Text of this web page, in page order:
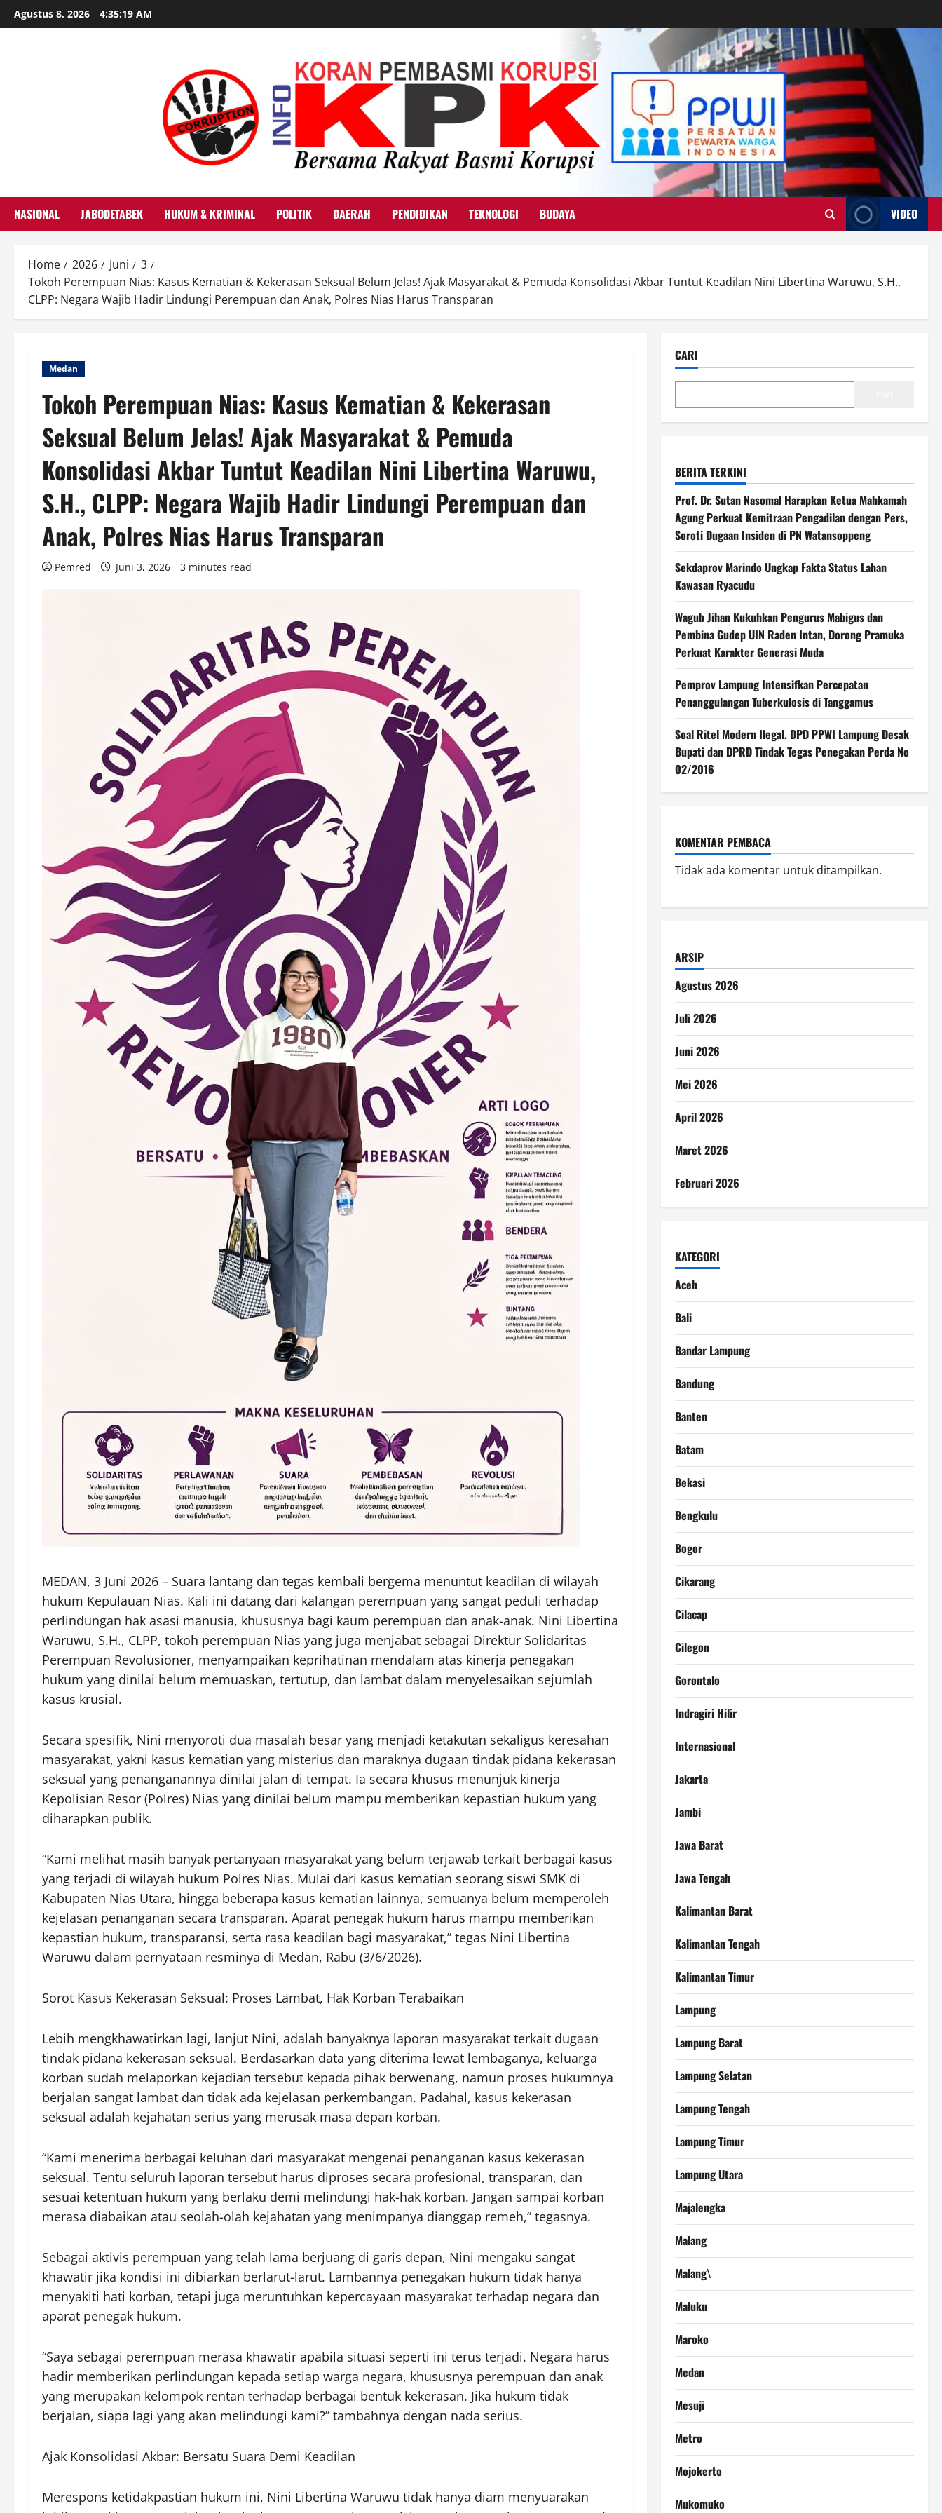
Skip
to
Agustus 8, 2026 4:35:21 AM
NASIONAL JABODETABEK HUKUM & KRIMINAL POLITIK DAERAH PENDIDIKAN TEKNOLOGI BUDAYA VIDEO
Home 2026 Juni
3
Tokoh Perempuan Nias: Kasus Kematian & Kekerasan Seksual Belum Jelas! Ajak Masyarakat & Pemuda Konsolidasi Akbar Tuntut Keadilan Nini Libertina Waruwu, S.H.,
CLPP: Negara Wajib Hadir Lindungi Perempuan dan Anak, Polres Nias Harus Transparan
Medan
Tokoh Perempuan Nias: Kasus Kematian & Kekerasan
Seksual Belum Jelas! Ajak Masyarakat & Pemuda
Konsolidasi Akbar Tuntut Keadilan Nini Libertina Waruwu,
S.H., CLPP: Negara Wajib Hadir Lindungi Perempuan dan
Anak, Polres Nias Harus Transparan
Pemred Juni 3, 2026 3 minutes read
MEDAN, 3 Juni 2026 – Suara lantang dan tegas kembali bergema menuntut keadilan di wilayah
hukum Kepulauan Nias. Kali ini datang dari kalangan perempuan yang sangat peduli terhadap
perlindungan hak asasi manusia, khususnya bagi kaum perempuan dan anak-anak. Nini Libertina
Waruwu, S.H., CLPP, tokoh perempuan Nias yang juga menjabat sebagai Direktur Solidaritas
Perempuan Revolusioner, menyampaikan keprihatinan mendalam atas kinerja penegakan
hukum yang dinilai belum memuaskan, tertutup, dan lambat dalam menyelesaikan sejumlah
kasus krusial.
Secara spesifik, Nini menyoroti dua masalah besar yang menjadi ketakutan sekaligus keresahan
masyarakat, yakni kasus kematian yang misterius dan maraknya dugaan tindak pidana kekerasan
seksual yang penanganannya dinilai jalan di tempat. Ia secara khusus menunjuk kinerja
Kepolisian Resor (Polres) Nias yang dinilai belum mampu memberikan kepastian hukum yang
diharapkan publik.
“Kami melihat masih banyak pertanyaan masyarakat yang belum terjawab terkait berbagai kasus
yang terjadi di wilayah hukum Polres Nias. Mulai dari kasus kematian seorang siswi SMK di
Kabupaten Nias Utara, hingga beberapa kasus kematian lainnya, semuanya belum memperoleh
kejelasan penanganan secara transparan. Aparat penegak hukum harus mampu memberikan
kepastian hukum, transparansi, serta rasa keadilan bagi masyarakat,” tegas Nini Libertina
Waruwu dalam pernyataan resminya di Medan, Rabu (3/6/2026).
Sorot Kasus Kekerasan Seksual: Proses Lambat, Hak Korban Terabaikan
Lebih mengkhawatirkan lagi, lanjut Nini, adalah banyaknya laporan masyarakat terkait dugaan
tindak pidana kekerasan seksual. Berdasarkan data yang diterima lewat lembaganya, keluarga
korban sudah melaporkan kejadian tersebut kepada pihak berwenang, namun proses hukumnya
berjalan sangat lambat dan tidak ada kejelasan perkembangan. Padahal, kasus kekerasan
seksual adalah kejahatan serius yang merusak masa depan korban.
“Kami menerima berbagai keluhan dari masyarakat mengenai penanganan kasus kekerasan
seksual. Tentu seluruh laporan tersebut harus diproses secara profesional, transparan, dan
sesuai ketentuan hukum yang berlaku demi melindungi hak-hak korban. Jangan sampai korban
merasa diabaikan atau seolah-olah kejahatan yang menimpanya dianggap remeh,” tegasnya.
Sebagai aktivis perempuan yang telah lama berjuang di garis depan, Nini mengaku sangat
khawatir jika kondisi ini dibiarkan berlarut-larut. Lambannya penegakan hukum tidak hanya
menyakiti hati korban, tetapi juga meruntuhkan kepercayaan masyarakat terhadap negara dan
aparat penegak hukum.
“Saya sebagai perempuan merasa khawatir apabila situasi seperti ini terus terjadi. Negara harus
hadir memberikan perlindungan kepada setiap warga negara, khususnya perempuan dan anak
yang merupakan kelompok rentan terhadap berbagai bentuk kekerasan. Jika hukum tidak
berjalan, siapa lagi yang akan melindungi kami?” tambahnya dengan nada serius.
Ajak Konsolidasi Akbar: Bersatu Suara Demi Keadilan
Merespons ketidakpastian hukum ini, Nini Libertina Waruwu tidak hanya diam menyuarakan
CARI
BERITA TERKINI
Prof. Dr. Sutan Nasomal Harapkan Ketua Mahkamah
Agung Perkuat Kemitraan Pengadilan dengan Pers,
Soroti Dugaan Insiden di PN Watansoppeng
Sekdaprov Marindo Ungkap Fakta Status Lahan
Kawasan Ryacudu
Wagub Jihan Kukuhkan Pengurus Mabigus dan
Pembina Gudep UIN Raden Intan, Dorong Pramuka
Perkuat Karakter Generasi Muda
Pemprov Lampung Intensifkan Percepatan
Penanggulangan Tuberkulosis di Tanggamus
Soal Ritel Modern Ilegal, DPD PPWI Lampung Desak
Bupati dan DPRD Tindak Tegas Penegakan Perda No
02/2016
KOMENTAR PEMBACA
Tidak ada komentar untuk ditampilkan.
ARSIP
Agustus 2026
Juli 2026
Juni 2026
Mei 2026
April 2026
Maret 2026
Februari 2026
KATEGORI
Aceh
Bali
Bandar Lampung
Bandung
Banten
Batam
Bekasi
Bengkulu
Bogor
Cikarang
Cilacap
Cilegon
Gorontalo
Indragiri Hilir
Internasional
Jakarta
Jambi
Jawa Barat
Jawa Tengah
Kalimantan Barat
Kalimantan Tengah
Kalimantan Timur
Lampung
Lampung Barat
Lampung Selatan
Lampung Tengah
Lampung Timur
Lampung Utara
Majalengka
Malang
Malang\
Maluku
Maroko
Medan
Mesuji
Metro
Mojokerto
Mukomuko